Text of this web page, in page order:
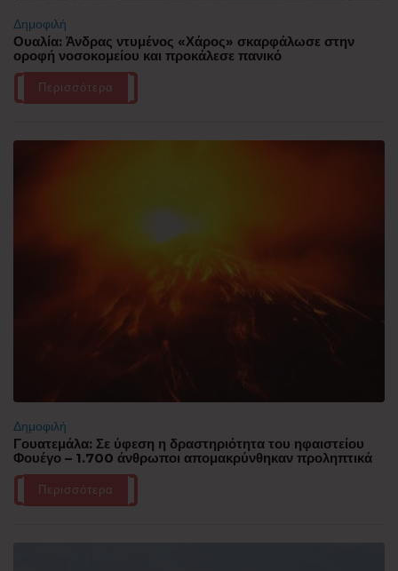
Δημοφιλή
Ουαλία: Άνδρας ντυμένος «Χάρος» σκαρφάλωσε στην
οροφή νοσοκομείου και προκάλεσε πανικό
Περισσότερα
Δημοφιλή
Γουατεμάλα: Σε ύφεση η δραστηριότητα του ηφαιστείου
Φουέγο – 1.700 άνθρωποι απομακρύνθηκαν προληπτικά
Περισσότερα